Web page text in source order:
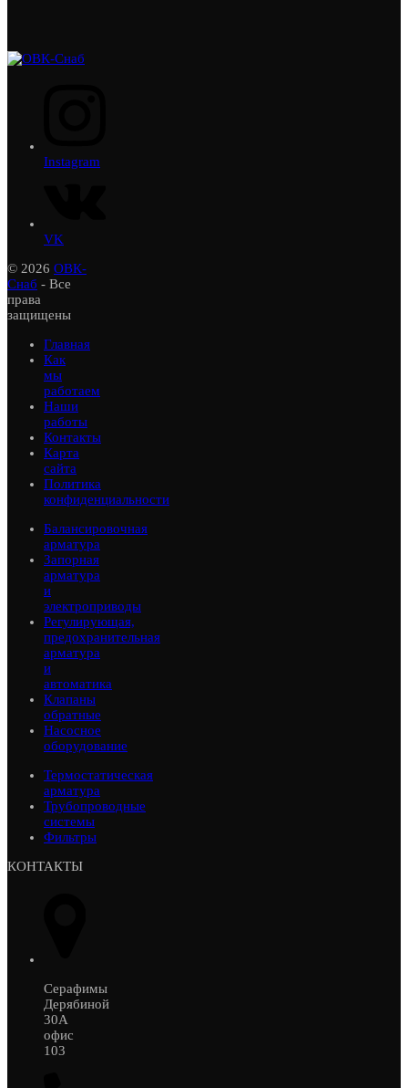
Instagram
VK
© 2026 ОВК-
Снаб - Все
права
защищены
Главная
Как
мы
работаем
Наши
работы
Контакты
Карта
сайта
Политика
конфиденциальности
Балансировочная
арматура
Запорная
арматура
и
электроприводы
Регулирующая,
предохранительная
арматура
и
автоматика
Клапаны
обратные
Насосное
оборудование
Термостатическая
арматура
Трубопроводные
системы
Фильтры
КОНТАКТЫ
Серафимы
Дерябиной
30А
офис
103